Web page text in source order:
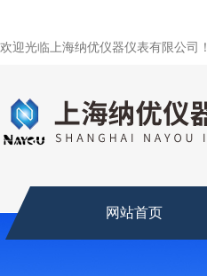
欢迎光临上海纳优仪器仪表有限公司！
网站首页